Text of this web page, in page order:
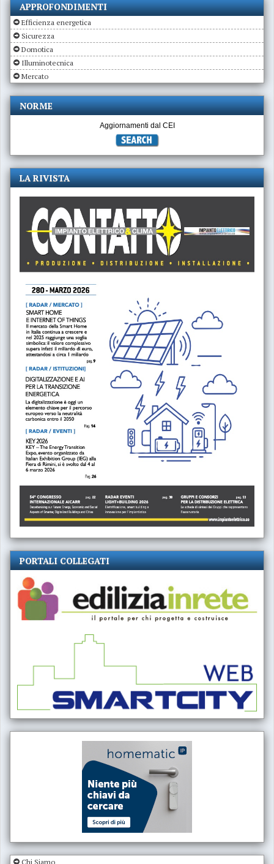
APPROFONDIMENTI
Efficienza energetica
Sicurezza
Domotica
Illuminotecnica
Mercato
NORME
Aggiornamenti dal CEI
LA RIVISTA
PORTALI COLLEGATI
Chi Siamo